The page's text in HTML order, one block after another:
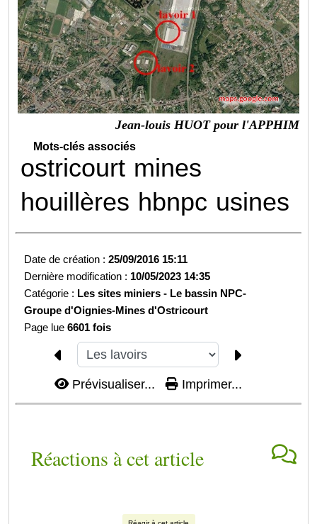
Jean-louis HUOT pour l'APPHIM
Mots-clés associés
ostricourt mines
houillères hbnpc usines
Date de création :25/09/2016 15:11
Dernière modification : 10/05/2023 14:35
Catégorie : Les sites miniers - Le bassin NPC-
Groupe d'Oignies-Mines d'Ostricourt
Page lue6601 fois
Prévisualiser... Imprimer...
Réactions à cet article